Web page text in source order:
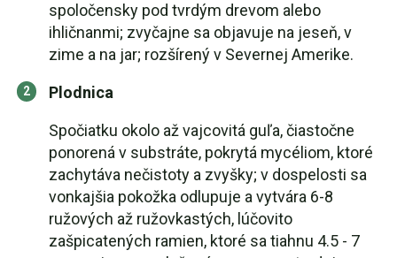
spoločensky pod tvrdým drevom alebo
ihličnanmi; zvyčajne sa objavuje na jeseň, v
zime a na jar; rozšírený v Severnej Amerike.
Plodnica
Spočiatku okolo až vajcovitá guľa, čiastočne
ponorená v substráte, pokrytá mycéliom, ktoré
zachytáva nečistoty a zvyšky; v dospelosti sa
vonkajšia pokožka odlupuje a vytvára 6-8
ružových až ružovkastých, lúčovito
zašpicatených ramien, ktoré sa tiahnu 4.5 - 7